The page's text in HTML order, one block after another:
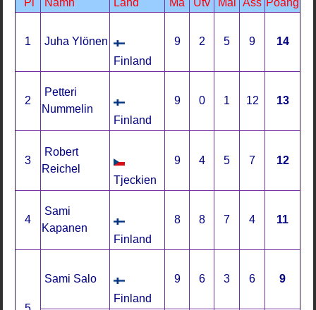
1
Juha Ylönen
Finland
9 2 5 9 14
2
Petteri
Nummelin
Finland
9 0 1 12 13
3
Robert
Reichel
Tjeckien
9 4 5 7 12
4
Sami
Kapanen
Finland
8 8 7 4 11
Sami Salo
Finland
9 6 3 6 9